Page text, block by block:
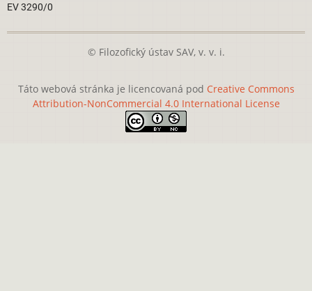
EV 3290/0
© Filozofický ústav SAV, v. v. i.
Táto webová stránka je licencovaná pod Creative Commons
Attribution-NonCommercial 4.0 International License